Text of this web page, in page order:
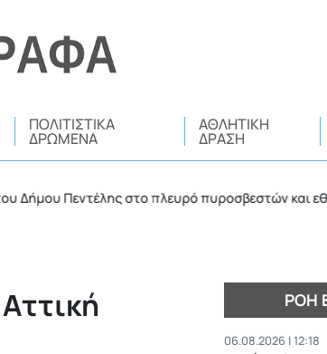
ΠΟΛΙΤΙΣΤΙΚΆ
ΔΡΏΜΕΝΑ
ΑΘΛΗΤΙΚΉ
ΔΡΆΣΗ
Πεντέλης στο πλευρό πυροσβεστών και
ΡΟΉ
06.08.2026 | 12:18